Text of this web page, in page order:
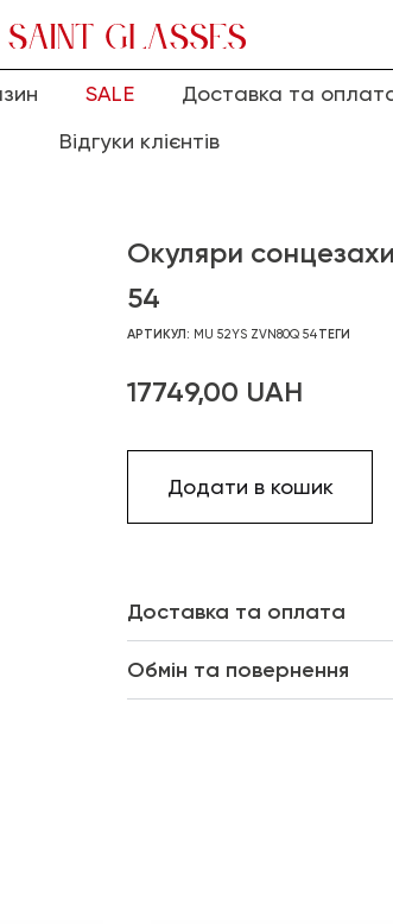
SALE Доставка та
Відгуки клієнтів
Окуляри
54
АРТИКУЛ: MU 52YS ZVN80Q 54ТЕГИ
17749,00 UAH
Додати в кошик
Доставка та оплата
Обмін та повернення